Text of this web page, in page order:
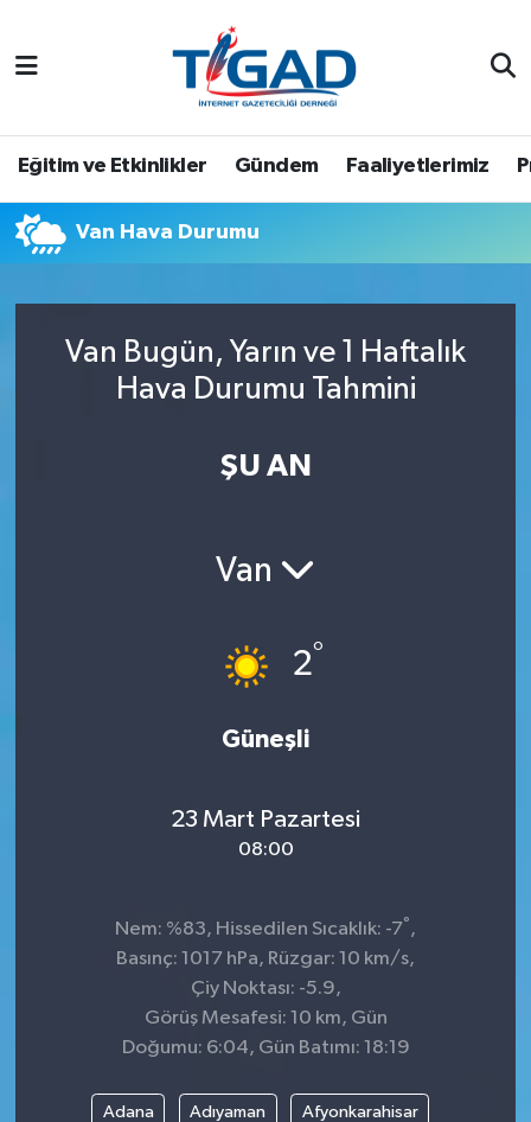
Eğitim ve Etkinlikler Gündem Faaliyetlerimiz
Van Hava Durumu
Van Bugün, Yarın ve 1 Haftalık
Hava Durumu Tahmini
ŞU AN
Van
2°
Güneşli
23 Mart Pazartesi
08:00
Nem: %83, Hissedilen Sıcaklık: -7° ,
Basınç: 1017 hPa, Rüzgar: 10 km/s,
Çiy Noktası: -5.9,
Görüş Mesafesi: 10 km, Gün
Doğumu: 6:04, Gün Batımı: 18:19
Adana Adıyaman Afyonkarahisar
Nöbetçi Eczaneler
Tüm Manşetler
Son Dakika Haberleri